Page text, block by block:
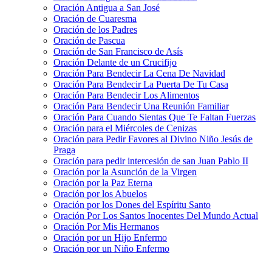
Oración Antigua a San José
Oración de Cuaresma
Oración de los Padres
Oración de Pascua
Oración de San Francisco de Asís
Oración Delante de un Crucifijo
Oración Para Bendecir La Cena De Navidad
Oración Para Bendecir La Puerta De Tu Casa
Oración Para Bendecir Los Alimentos
Oración Para Bendecir Una Reunión Familiar
Oración Para Cuando Sientas Que Te Faltan Fuerzas
Oración para el Miércoles de Cenizas
Oración para Pedir Favores al Divino Niño Jesús de
Praga
Oración para pedir intercesión de san Juan Pablo II
Oración por la Asunción de la Virgen
Oración por la Paz Eterna
Oración por los Abuelos
Oración por los Dones del Espíritu Santo
Oración Por Los Santos Inocentes Del Mundo Actual
Oración Por Mis Hermanos
Oración por un Hijo Enfermo
Oración por un Niño Enfermo